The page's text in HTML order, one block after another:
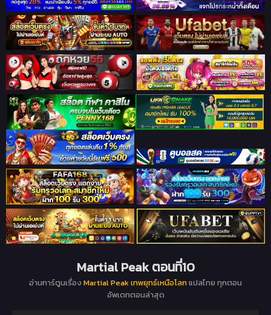
Martial Peak ตอนที่10
อ่านการ์ตูนเรื่อง Martial Peak เทพยุทธ์เหนือโลกแปลไทย ทุกตอน
อัพเดทตอนล่าสุด